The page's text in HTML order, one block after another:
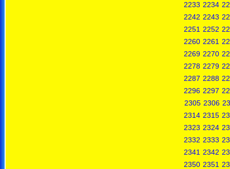
2233 2234
2242 2243
2251 2252
2260 2261
2269 2270
2278 2279
2287 2288
2296 2297
2305 2306
2314 2315
2323 2324
2332 2333
2341 2342
2350 2351